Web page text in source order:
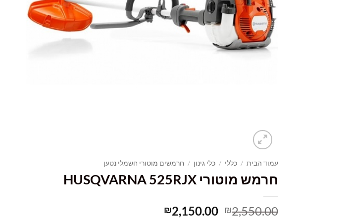
עמוד הבית / כללי / כלי גינון / חרמשים מוטורי חשמלי נטען
חרמש מוטורי HUSQVARNA 525RJX
₪2,550.00
המחיר
₪2,150.00